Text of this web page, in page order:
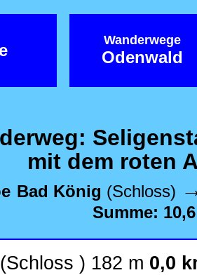
Wanderwege
Odenwald
mit dem roten
Bad König (Schloss)
Summe:
(Schloss ) 182 m 0,0